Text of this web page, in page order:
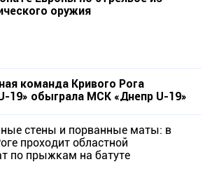
оружия
команда Кривого Рога
19» обыграла МСК «Днепр U-19»
стены и порванные маты: в
проходит областной
по прыжкам на батуте